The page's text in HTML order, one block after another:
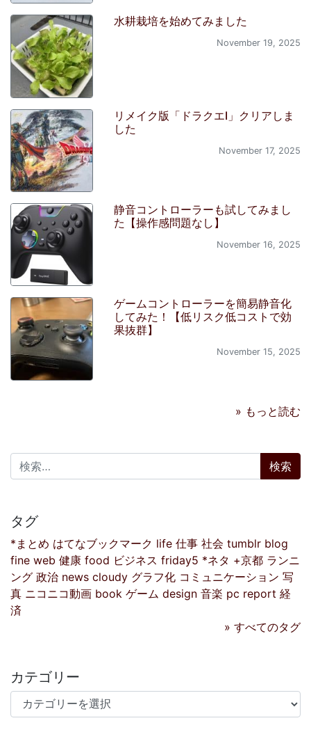
水耕栽培を始めてみました
November 19, 2025
リメイク版「ドラクエI」クリアしま
した
November 17, 2025
静音コントローラーも試してみまし
た【操作感問題なし】
November 16, 2025
ゲームコントローラーを簡易静音化
してみた！【低リスク低コストで効
果抜群】
November 15, 2025
» もっと読む
検索:
タグ
*まとめ はてなブックマーク life 仕事 社会 tumblr blog
fine web 健康 food ビジネス friday5 *ネタ +京都 ランニ
ング 政治 news cloudy グラフ化 コミュニケーション 写
真 ニコニコ動画 book ゲーム design 音楽 pc report 経
済
» すべてのタグ
カテゴリー
カテゴリー